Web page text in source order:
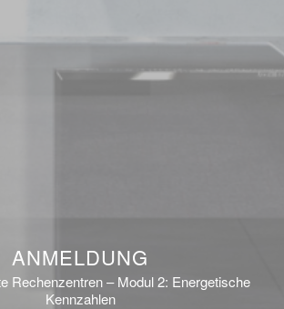
ANMELDUNG
Rechenzentren – Modul 2: Energetische
Kennzahlen